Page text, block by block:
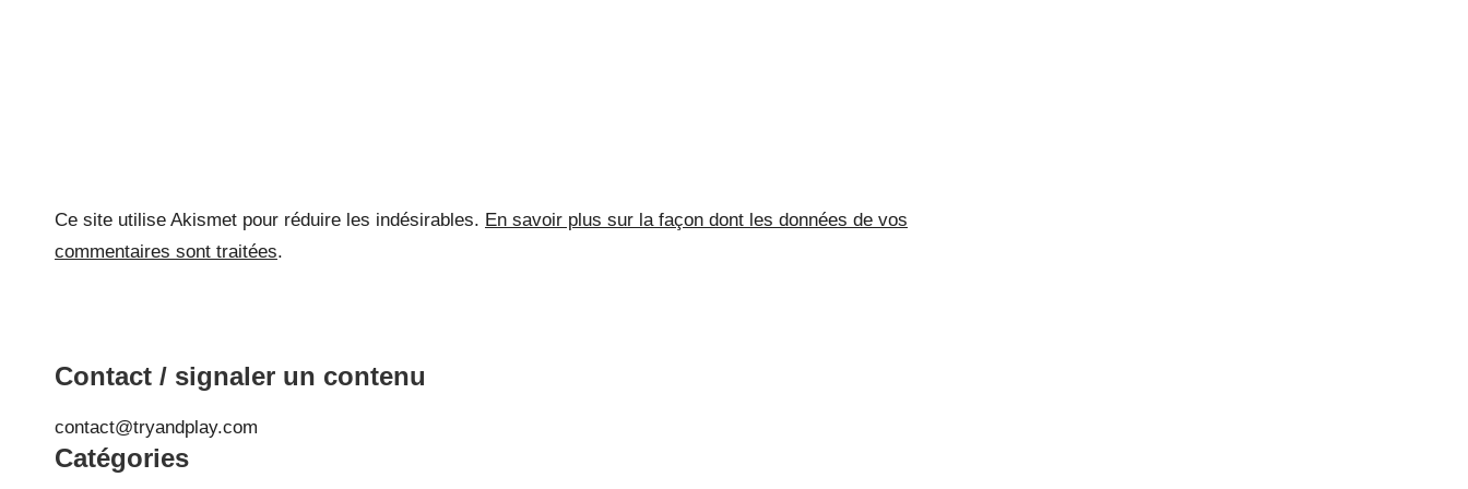
Ce site utilise Akismet pour réduire les indésirables. En savoir plus sur la façon dont les données de vos
commentaires sont traitées.
Contact / signaler un contenu
contact@tryandplay.com
Catégories